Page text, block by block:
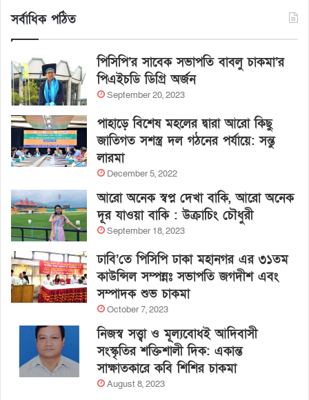
সর্বাধিক পঠিত
পিসিপি’র সাবেক সভাপতি বাবলু চাকমা’র
পিএইচডি ডিগ্রি অর্জন
September 20, 2023
পাহাড়ে বিশেষ মহলের দ্বারা আরো কিছু
জাতিগত সশস্ত্র দল গঠনের পর্যায়ে: সন্তু
লারমা
December 5, 2022
আরো অনেক স্বপ্ন দেখা বাকি, আরো অনেক
দূর যাওয়া বাকি : উক্রাচিং চৌধুরী
September 18, 2023
ঢাবি’তে পিসিপি ঢাকা মহানগর এর ৩১তম
কাউন্সিল সম্পন্নঃ সভাপতি জগদীশ এবং
সম্পাদক শুভ চাকমা
October 7, 2023
নিজস্ব সত্ত্বা ও মূল্যবোধই আদিবাসী
সংস্কৃতির শক্তিশালী দিক: একান্ত
সাক্ষাতকারে কবি শিশির চাকমা
August 8, 2023